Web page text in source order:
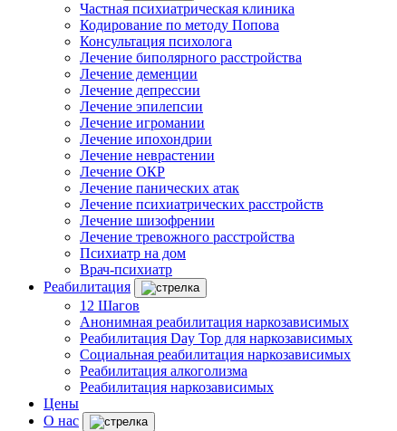
Частная психиатрическая клиника
Кодирование по методу Попова
Консультация психолога
Лечение биполярного расстройства
Лечение деменции
Лечение депрессии
Лечение эпилепсии
Лечение игромании
Лечение ипохондрии
Лечение неврастении
Лечение ОКР
Лечение панических атак
Лечение психиатрических расстройств
Лечение шизофрении
Лечение тревожного расстройства
Психиатр на дом
Врач-психиатр
Реабилитация
12 Шагов
Анонимная реабилитация наркозависимых
Реабилитация Day Top для наркозависимых
Социальная реабилитация наркозависимых
Реабилитация алкоголизма
Реабилитация наркозависимых
Цены
О нас